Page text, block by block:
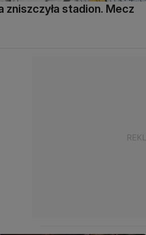
zniszczyła stadion. Mecz